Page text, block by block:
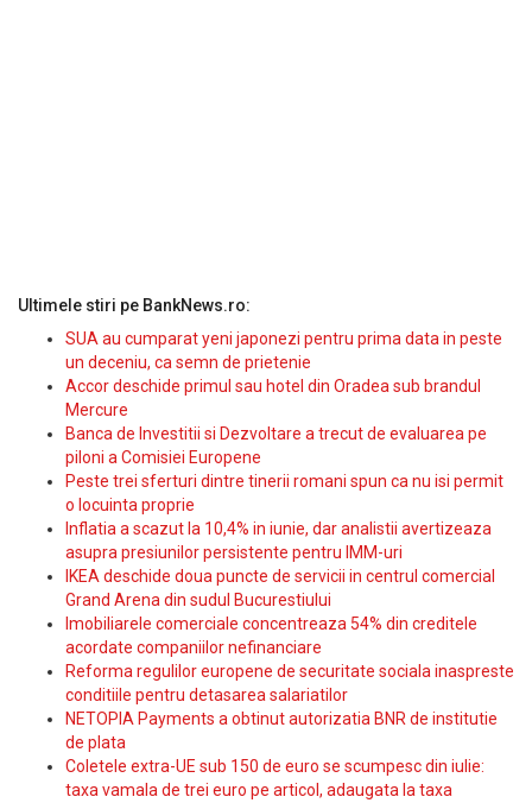
Ultimele stiri pe BankNews.ro:
SUA au cumparat yeni japonezi pentru prima data in peste
un deceniu, ca semn de prietenie
Accor deschide primul sau hotel din Oradea sub brandul
Mercure
Banca de Investitii si Dezvoltare a trecut de evaluarea pe
piloni a Comisiei Europene
Peste trei sferturi dintre tinerii romani spun ca nu isi permit
o locuinta proprie
Inflatia a scazut la 10,4% in iunie, dar analistii avertizeaza
asupra presiunilor persistente pentru IMM-uri
IKEA deschide doua puncte de servicii in centrul comercial
Grand Arena din sudul Bucurestiului
Imobiliarele comerciale concentreaza 54% din creditele
acordate companiilor nefinanciare
Reforma regulilor europene de securitate sociala inaspreste
conditiile pentru detasarea salariatilor
NETOPIA Payments a obtinut autorizatia BNR de institutie
de plata
Coletele extra-UE sub 150 de euro se scumpesc din iulie:
taxa vamala de trei euro pe articol, adaugata la taxa